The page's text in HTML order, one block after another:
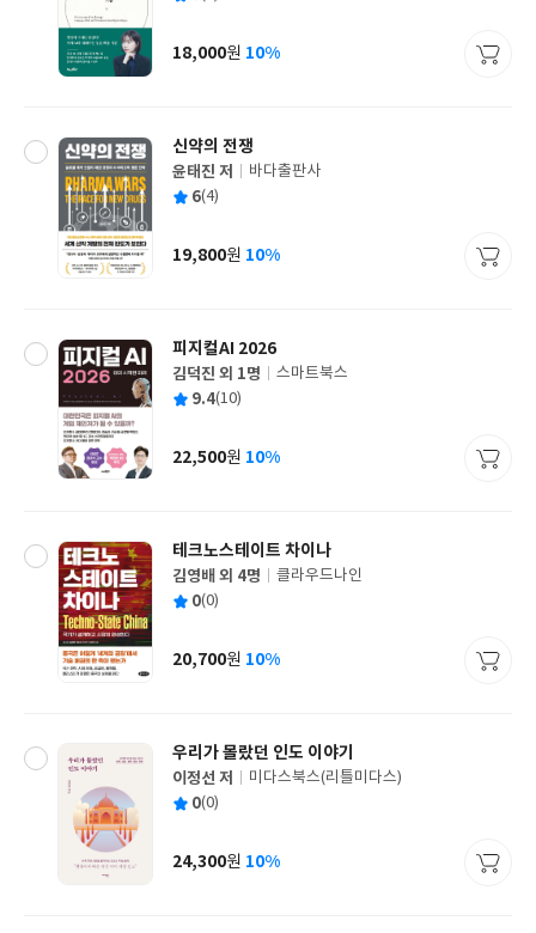
사
가
18,000원 10%
신약의 전쟁
글
쓴
윤태진 저
출
사
바다출판사
평 6(4)
가
19,800원 10%
피지컬AI 2026
글
쓴
김덕진 외 1명
출
사
스마트북스
평 9.4(10)
가
22,500원 10%
테크노스테이트 차이나
글
쓴
김영배 외 4명
출
사
클라우드나인
평 0(0)
가
20,700원 10%
우리가 몰랐던 인도 이야기
글
쓴
이정선 저
출
사
미다스북스(리틀미다스)
평 0(0)
가
24,300원 10%